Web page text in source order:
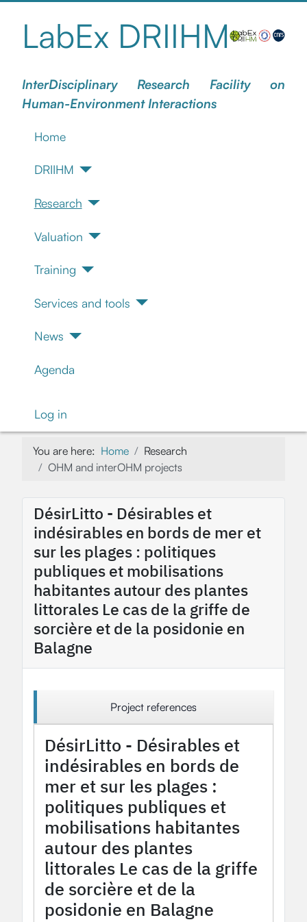
LabEx DRIIHM
InterDisciplinary Research Facility on
Human-Environment Interactions
Home
DRIIHM
Research
Valuation
Training
Services and tools
News
Agenda
Log in
You are here: Home
Research
OHM and interOHM projects
DésirLitto - Désirables et
indésirables en bords de mer et
sur les plages : politiques
publiques et mobilisations
habitantes autour des plantes
littorales Le cas de la griffe de
sorcière et de la posidonie en
Balagne
Project references
DésirLitto - Désirables et
indésirables en bords de
mer et sur les plages :
politiques publiques et
mobilisations habitantes
autour des plantes
littorales Le cas de la griffe
de sorcière et de la
posidonie en Balagne